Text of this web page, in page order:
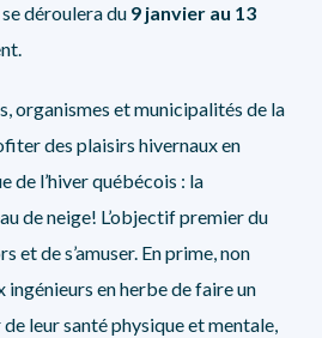
déroulera du 9 janvier au 13
organismes et municipalités de la
des plaisirs hivernaux en
de l’hiver québécois : la
de neige! L’objectif premier du
et de s’amuser. En prime, non
en herbe de faire un
leur santé physique et mentale,